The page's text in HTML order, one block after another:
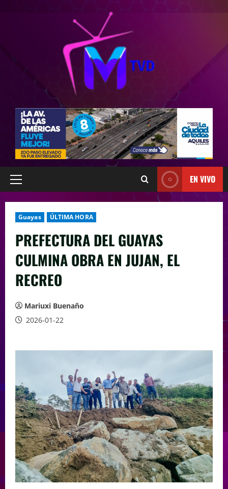
EN VIVO
Guayas ÚLTIMA HORA
PREFECTURA DEL GUAYAS
CULMINA OBRA EN JUJAN, EL
RECREO
Mariuxi Buenaño
2026-01-22